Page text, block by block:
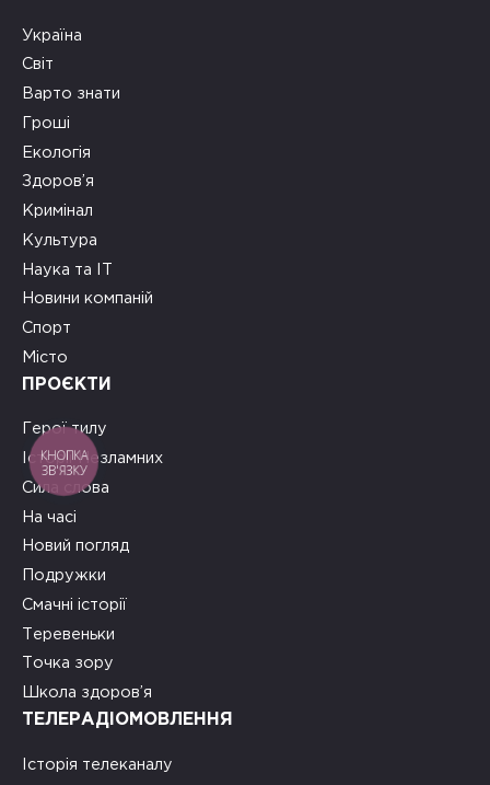
Україна
Світ
Варто знати
Гроші
Екологія
Здоров’я
Кримінал
Культура
Наука та ІТ
Новини компаній
Спорт
Місто
ПРОЄКТИ
Герої тилу
Історії Незламних
Сила слова
На часі
Новий погляд
Подружки
Смачні історії
Теревеньки
Точка зору
Школа здоров’я
ТЕЛЕРАДІОМОВЛЕННЯ
Історія телеканалу
КНОПКА
ЗВ'ЯЗКУ